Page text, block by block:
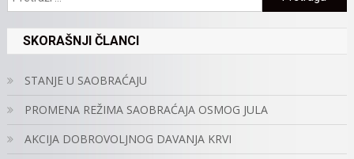
SKORAŠNJI ČLANCI
STANJE U SAOBRAĆAJU
PROMENA REŽIMA SAOBRAĆAJA OSMOG JULA
AKCIJA DOBROVOLJNOG DAVANJA KRVI